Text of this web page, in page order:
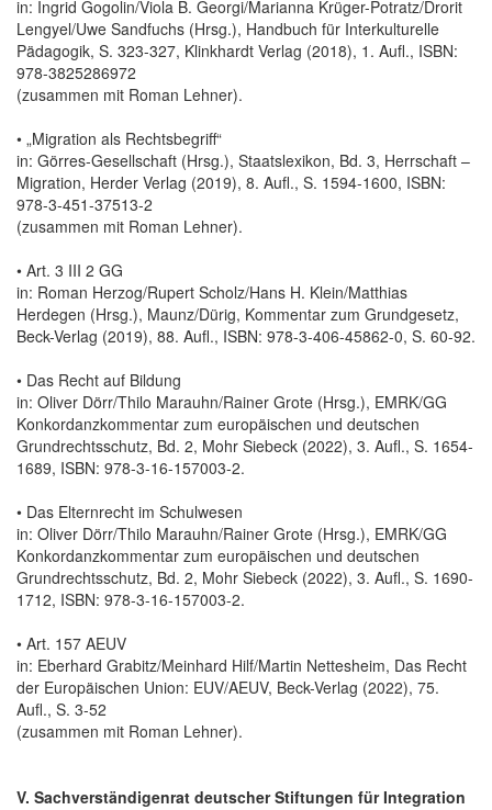
in: Ingrid Gogolin/Viola B. Georgi/Marianna Krüger-Potratz/Drorit
Lengyel/Uwe Sandfuchs (Hrsg.), Handbuch für Interkulturelle
Pädagogik, S. 323-327, Klinkhardt Verlag (2018), 1. Aufl., ISBN:
978-3825286972
(zusammen mit Roman Lehner).
• „Migration als Rechtsbegriff“
in: Görres-Gesellschaft (Hrsg.), Staatslexikon, Bd. 3, Herrschaft –
Migration, Herder Verlag (2019), 8. Aufl., S. 1594-1600, ISBN:
978-3-451-37513-2
(zusammen mit Roman Lehner).
• Art. 3 III 2 GG
in: Roman Herzog/Rupert Scholz/Hans H. Klein/Matthias
Herdegen (Hrsg.), Maunz/Dürig, Kommentar zum Grundgesetz,
Beck-Verlag (2019), 88. Aufl., ISBN: 978-3-406-45862-0, S. 60-92.
• Das Recht auf Bildung
in: Oliver Dörr/Thilo Marauhn/Rainer Grote (Hrsg.), EMRK/GG
Konkordanzkommentar zum europäischen und deutschen
Grundrechtsschutz, Bd. 2, Mohr Siebeck (2022), 3. Aufl., S. 1654-
1689, ISBN: 978-3-16-157003-2.
• Das Elternrecht im Schulwesen
in: Oliver Dörr/Thilo Marauhn/Rainer Grote (Hrsg.), EMRK/GG
Konkordanzkommentar zum europäischen und deutschen
Grundrechtsschutz, Bd. 2, Mohr Siebeck (2022), 3. Aufl., S. 1690-
1712, ISBN: 978-3-16-157003-2.
• Art. 157 AEUV
in: Eberhard Grabitz/Meinhard Hilf/Martin Nettesheim, Das Recht
der Europäischen Union: EUV/AEUV, Beck-Verlag (2022), 75.
Aufl., S. 3-52
(zusammen mit Roman Lehner).
V. Sachverständigenrat deutscher Stiftungen für Integration